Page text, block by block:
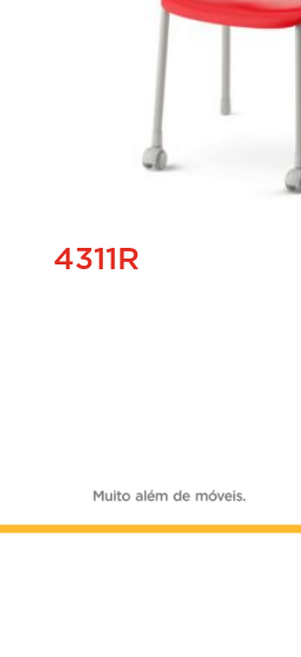
4311R